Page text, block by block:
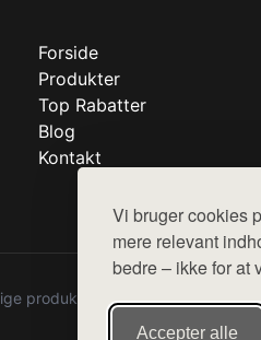
Vi bruger cookies
mere relevant
bedre – ikke for
Accepter alle
Forside
Produkter
Top Rabatter
Blog
Kontakt
produkter fra diverse